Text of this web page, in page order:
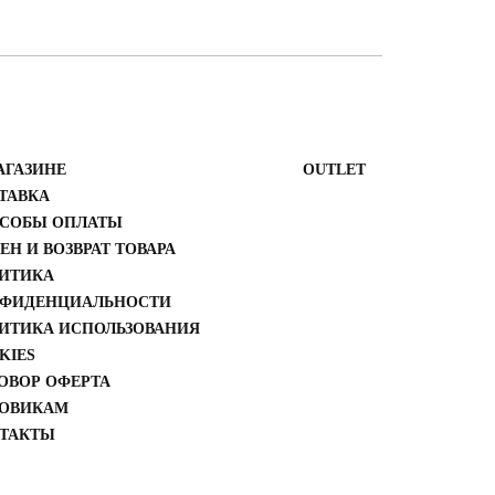
ОПЛАТЫ
И ВОЗВРАТ ТОВАРА
ИСПОЛЬЗОВАНИЯ
ОФЕРТА
ОUTLET